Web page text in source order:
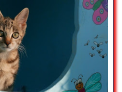
Alain Miserez
☆ 5/5
ma visite. Les écuries,
et parcs sont à la fois
et très bien entretenu et